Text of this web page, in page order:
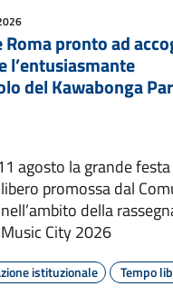
Roma pronto ad
l’entusiasmante
del Kawabonga
agosto la grande
promossa dal
della
City 2026
istituzionale Tempo